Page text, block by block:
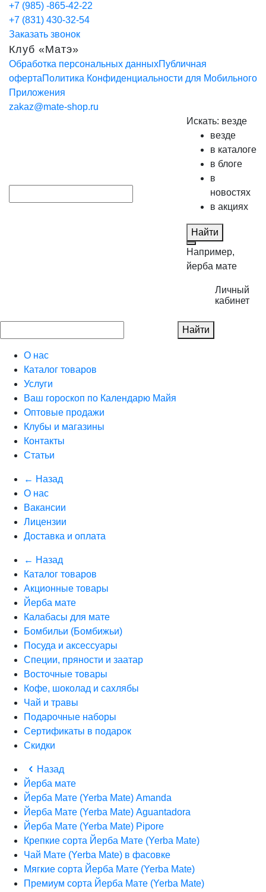
+7 (985) -865-42-22
+7 (831) 430-32-54
Заказать звонок
Клуб «Матэ»
Обработка персональных данныхПубличная
офертаПолитика Конфиденциальности для Мобильного
Приложения
zakaz@mate-shop.ru
Искать: везде
везде
в каталоге
в блоге
в
новостях
в акциях
Найти
Например,
йерба мате
Личный
кабинет
Найти
О нас
Каталог товаров
Услуги
Ваш гороскоп по Календарю Майя
Оптовые продажи
Клубы и магазины
Контакты
Статьи
← Назад
О нас
Вакансии
Лицензии
Доставка и оплата
← Назад
Каталог товаров
Акционные товары
Йерба мате
Калабасы для мате
Бомбильи (Бомбижьи)
Посуда и аксессуары
Специи, пряности и заатар
Восточные товары
Кофе, шоколад и сахлябы
Чай и травы
Подарочные наборы
Сертификаты в подарок
Скидки
Назад
Йерба мате
Йерба Мате (Yerba Mate) Amanda
Йерба Мате (Yerba Mate) Aguantadora
Йерба Мате (Yerba Mate) Pipore
Крепкие сорта Йерба Мате (Yerba Mate)
Чай Мате (Yerba Mate) в фасовке
Мягкие сорта Йерба Мате (Yerba Mate)
Премиум сорта Йерба Мате (Yerba Mate)